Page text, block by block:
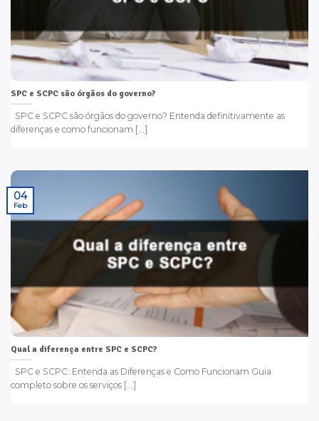
SPC e SCPC são órgãos do governo?
SPC e SCPC são órgãos do governo? Entenda definitivamente as
diferenças e como funcionam [...]
Qual a diferença entre SPC e SCPC?
SPC e SCPC: Entenda as Diferenças e Como Funcionam Guia
completo sobre os serviços [...]
04
Feb